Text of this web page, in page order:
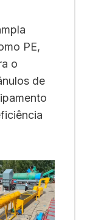
PE,
o
de